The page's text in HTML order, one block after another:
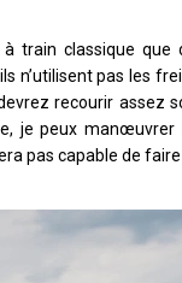
train classique que
n’utilisent pas les
recourir
je peux manœuvrer
pas capable de faire